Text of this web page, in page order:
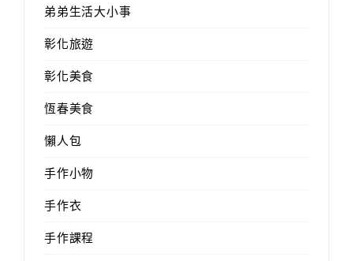
弟弟生活大小事
彰化旅遊
彰化美食
恆春美食
懶人包
手作小物
手作衣
手作課程